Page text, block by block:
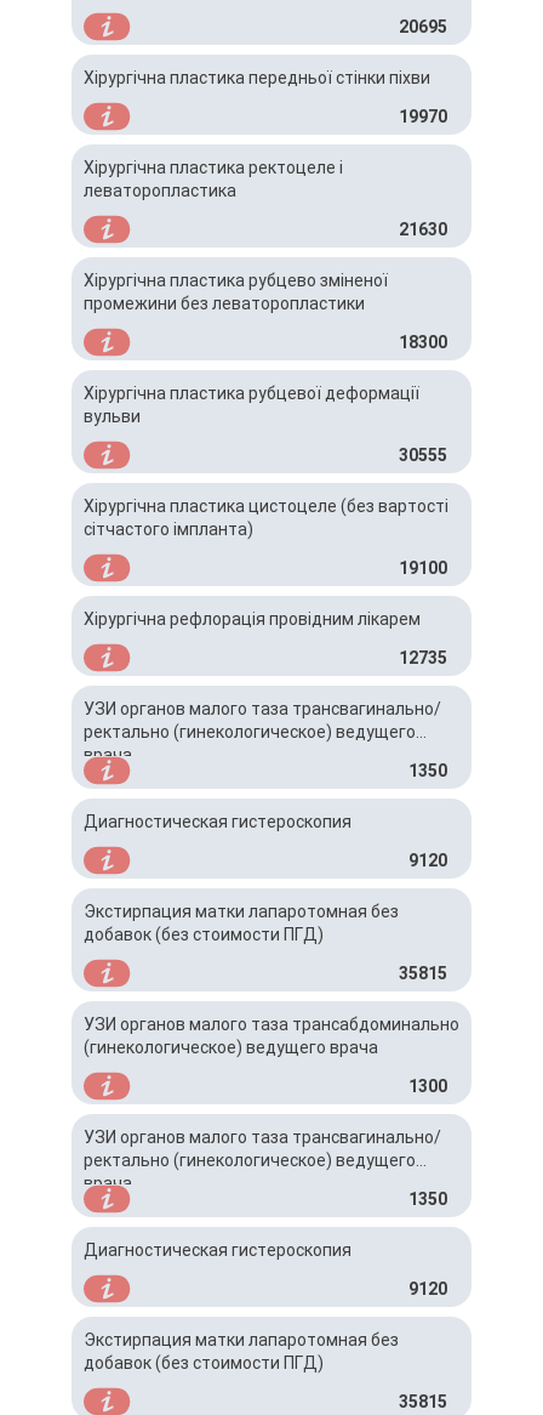
20695
Хірургічна пластика передньої стінки піхви
19970
Хірургічна пластика ректоцеле і
леваторопластика
21630
Хірургічна пластика рубцево зміненої
промежини без леваторопластики
18300
Хірургічна пластика рубцевої деформації
вульви
30555
Хірургічна пластика цистоцеле (без вартості
сітчастого імпланта)
19100
Хірургічна рефлорація провідним лікарем
12735
УЗИ органов малого таза трансвагинально/
ректально (гинекологическое) ведущего
врача
1350
Диагностическая гистероскопия
9120
Экстирпация матки лапаротомная без
добавок (без стоимости ПГД)
35815
УЗИ органов малого таза трансабдоминально
(гинекологическое) ведущего врача
1300
УЗИ органов малого таза трансвагинально/
ректально (гинекологическое) ведущего
врача
1350
Диагностическая гистероскопия
9120
Экстирпация матки лапаротомная без
добавок (без стоимости ПГД)
35815